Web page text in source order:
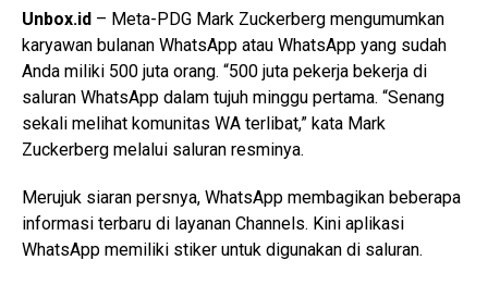
Unbox.id – Meta-PDG Mark Zuckerberg mengumumkan
karyawan bulanan WhatsApp atau WhatsApp yang sudah
Anda miliki 500 juta orang. “500 juta pekerja bekerja di
saluran WhatsApp dalam tujuh minggu pertama. “Senang
sekali melihat komunitas WA terlibat,” kata Mark
Zuckerberg melalui saluran resminya.
Merujuk siaran persnya, WhatsApp membagikan beberapa
informasi terbaru di layanan Channels. Kini aplikasi
WhatsApp memiliki stiker untuk digunakan di saluran.